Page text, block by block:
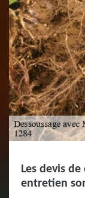
Les devis de
entretien